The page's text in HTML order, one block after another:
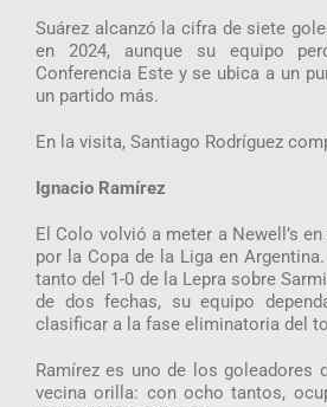
Suárez alcanzó la cifra de siete
en 2024, aunque su equipo
Conferencia Este y se ubica a un
un partido más.
En la visita, Santiago Rodríguez
Ignacio Ramírez
El Colo volvió a meter a Newell’s
por la Copa de la Liga en
tanto del 1-0 de la Lepra sobre
de dos fechas, su equipo
clasificar a la fase eliminatoria del
Ramírez es uno de los goleadores
vecina orilla: con ocho tantos,